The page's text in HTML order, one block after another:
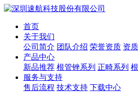
首页
关于我们
公司简介 团队介绍 荣誉资质 资
产品中心
新品推荐 根管锉系列 正畸系列
服务与支持
售后流程 技术支持 下载中心